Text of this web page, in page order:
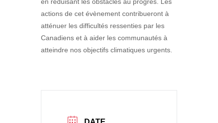
actions de cet évènement contribueront à
atténuer les difficultés ressenties par les
Canadiens et à aider les communautés à
atteindre nos objectifs climatiques urgents.